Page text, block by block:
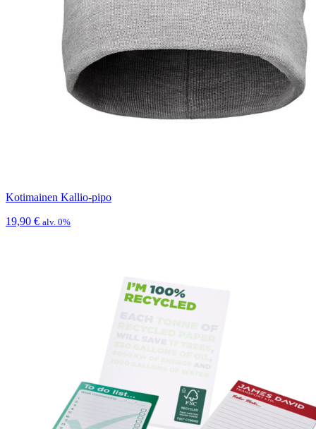
Kotimainen Kallio-pipo
19,90 € alv. 0%